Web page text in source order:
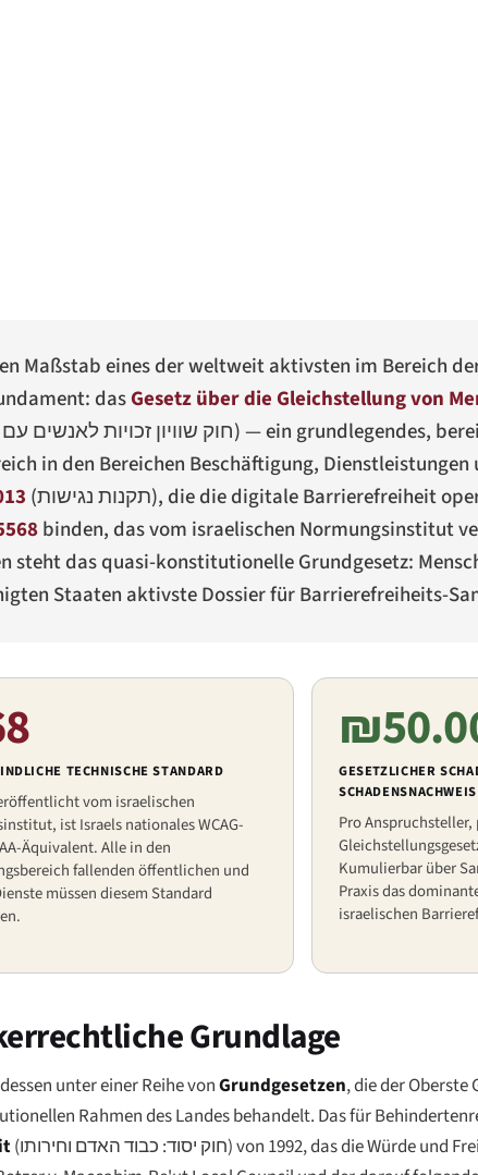
Maßstab eines der weltweit aktivsten im Bereich
dasGesetz über die Gleichstellung von
חוק שוויון זכויות לאנשים) — ein grundlegendes,
in den Bereichen Beschäftigung,
(תקנות נגישות), die die digitale Barrierefreiheit
binden, das vom israelischen Normungsinstitut
steht das quasi-konstitutionelle Grundgesetz:
Staaten aktivste Dossier für Barrierefreiheits-
TECHNISCHE STANDARD
vom israelischen
ist Israels nationales WCAG-
Äquivalent. Alle in den
fallenden öffentlichen und
müssen diesem Standard
GESETZLICHER
SCHADENSNACHWEIS
Pro
Kumulierbar über
Praxis das
israelischen
Grundlage
unter einer Reihe vonGrundgesetzen, die der Oberste
Rahmen des Landes behandelt. Das für
(חוק יסוד: כבוד האדם וחירותו) von 1992, das die Würde und